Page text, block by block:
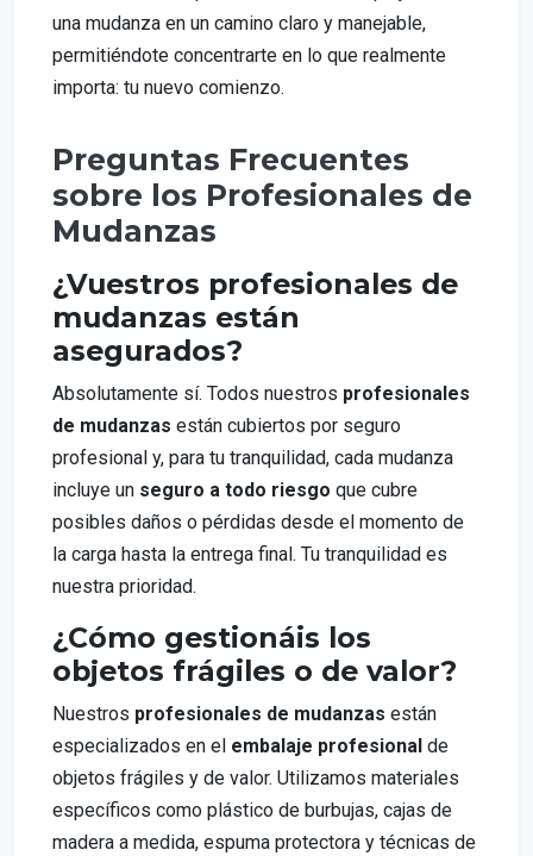
una mudanza en un camino claro y manejable,
permitiéndote concentrarte en lo que realmente
importa: tu nuevo comienzo.
Preguntas Frecuentes
sobre los Profesionales de
Mudanzas
¿Vuestros profesionales de
mudanzas están
asegurados?
Absolutamente sí. Todos nuestros profesionales
de mudanzas están cubiertos por seguro
profesional y, para tu tranquilidad, cada mudanza
incluye un seguro a todo riesgo que cubre
posibles daños o pérdidas desde el momento de
la carga hasta la entrega final. Tu tranquilidad es
nuestra prioridad.
¿Cómo gestionáis los
objetos frágiles o de valor?
Nuestros profesionales de mudanzas están
especializados en el embalaje profesional de
objetos frágiles y de valor. Utilizamos materiales
específicos como plástico de burbujas, cajas de
madera a medida, espuma protectora y técnicas de